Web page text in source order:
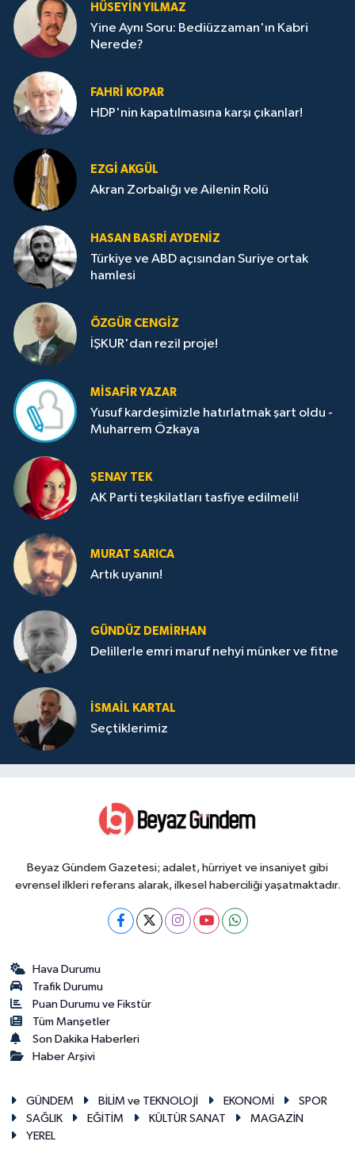
HÜSEYIN YILMAZ
Yine Aynı Soru: Bediüzzaman'ın Kabri
Nerede?
FAHRI KOPAR
HDP'nin kapatılmasına karşı çıkanlar!
EZGI AKGÜL
Akran Zorbalığı ve Ailenin Rolü
HASAN BASRI AYDENIZ
Türkiye ve ABD açısından Suriye ortak
hamlesi
ÖZGÜR CENGIZ
İŞKUR'dan rezil proje!
MISAFIR YAZAR
Yusuf kardeşimizle hatırlatmak şart oldu -
Muharrem Özkaya
ŞENAY TEK
AK Parti teşkilatları tasfiye edilmeli!
MURAT SARICA
Artık uyanın!
GÜNDÜZ DEMIRHAN
Delillerle emri maruf nehyi münker ve fitne
İSMAIL KARTAL
Seçtiklerimiz
Beyaz Gündem Gazetesi; adalet, hürriyet ve insaniyet gibi
evrensel ilkleri referans alarak, ilkesel haberciliği yaşatmaktadır.
Hava Durumu
Trafik Durumu
Puan Durumu ve Fikstür
Tüm Manşetler
Son Dakika Haberleri
Haber Arşivi
GÜNDEM BİLİM ve TEKNOLOJİ EKONOMİ
SPOR
SAĞLIK
EĞİTİM KÜLTÜR SANAT
MAGAZİN
YEREL